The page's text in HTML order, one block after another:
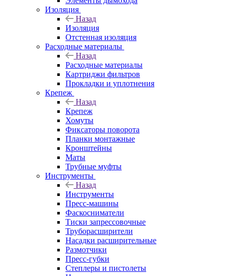
Изоляция
Назад
Изоляция
Отстенная изоляция
Расходные материалы
Назад
Расходные материалы
Картриджи фильтров
Прокладки и уплотнения
Крепеж
Назад
Крепеж
Хомуты
Фиксаторы поворота
Планки монтажные
Кронштейны
Маты
Трубные муфты
Инструменты
Назад
Инструменты
Пресс-машины
Фаскосниматели
Тиски запрессовочные
Труборасширители
Насадки расширительные
Размотчики
Пресс-губки
Степлеры и пистолеты